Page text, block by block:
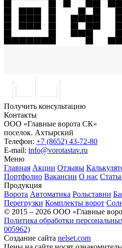
Получить консультацию
Контакты
ООО «Главные ворота СК»
поселок. Ахтырский
Телефон: +7 (8652) 43-72-80
E-mail: info@vorotastav.ru
Меню
Главная Акции Отзывы
Портфолио Вакансии О нас
Продукция
Ворота Автоматика Рольставни
Перегрузки Комплекты ворот
© 2015 – 2026 ООО «Главные
Политика обработки
005962)
Создание сайта nelset.com